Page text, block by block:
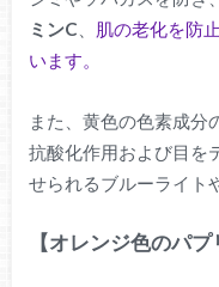
ミンC
肌の老化を防
います。
また、黄色の色素成分
抗酸化作用および目を
せられるブルーライト
【オレンジ色のパプ